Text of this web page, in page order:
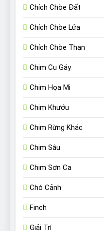
Chích Chòe Đất
Chích Chòe Lửa
Chích Chòe Than
Chim Cu Gáy
Chim Họa Mi
Chim Khướu
Chim Rừng Khác
Chim Sâu
Chim Sơn Ca
Chó Cảnh
Finch
Giải Trí